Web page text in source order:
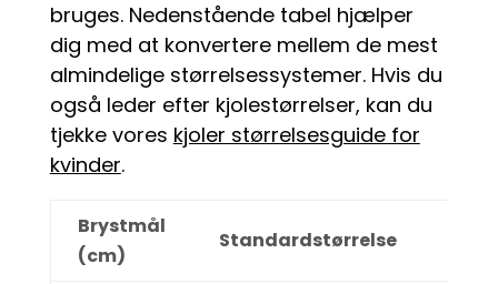
bruges. Nedenstående tabel hjælper
dig med at konvertere mellem de mest
almindelige størrelsessystemer. Hvis du
også leder efter kjolestørrelser, kan du
tjekke vores kjoler størrelsesguide for
kvinder.
Brystmål
(cm)
Standardstørrelse